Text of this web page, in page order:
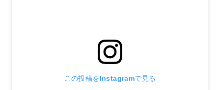
この投稿をInstagramで見る